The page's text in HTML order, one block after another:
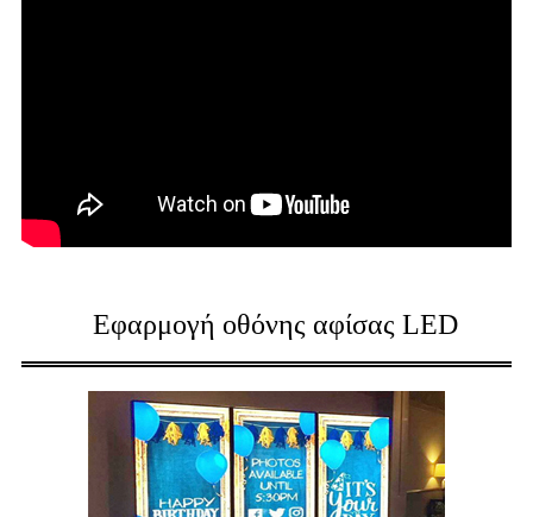
Εφαρμογή οθόνης αφίσας LED